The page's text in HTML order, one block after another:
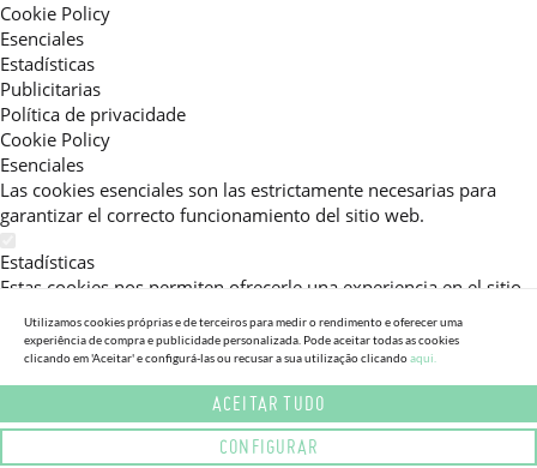
Cookie Policy
Esenciales
Estadísticas
Publicitarias
Política de privacidade
Cookie Policy
Esenciales
Las cookies esenciales son las estrictamente necesarias para
garantizar el correcto funcionamiento del sitio web.
Estadísticas
Estas cookies nos permiten ofrecerle una experiencia en el sitio
adaptada a su navegación (recomendaciones de producto
personalizadas, énfasis en categorías frecuentemente
consultadas, etc).Al activar esta cookie, nos ayuda a mejorar aún
más su experiencia.
Publicitarias
Estas cookies permiten a nuestros socios publicitarios enviarle
Utilizamos cookies próprias e de terceiros para medir o rendimento e oferecer uma
experiência de compra e publicidade personalizada. Pode aceitar todas as cookies
clicando em 'Aceitar' e configurá-las ou recusar a sua utilização clicandoaqui.
ACEITAR TUDO
CONFIGURAR